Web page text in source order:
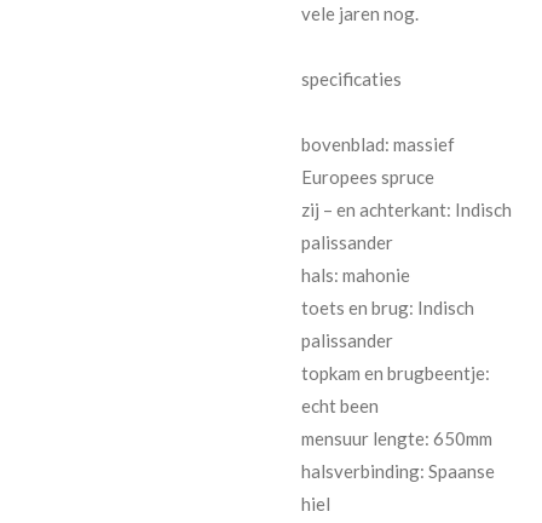
vele jaren nog.
specificaties
bovenblad: massief
Europees spruce
zij – en achterkant: Indisch
palissander
hals: mahonie
toets en brug: Indisch
palissander
topkam en brugbeentje:
echt been
mensuur lengte: 650mm
halsverbinding: Spaanse
hiel